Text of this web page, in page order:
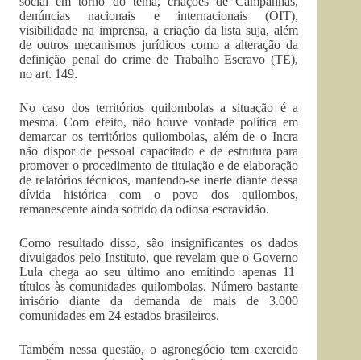
denúncias nacionais e internacionais (OIT),
visibilidade na imprensa, a criação da lista suja, além
de outros mecanismos jurídicos como a alteração da
definição penal do crime de Trabalho Escravo (TE),
no art. 149.
No caso dos territórios quilombolas a situação é a
mesma. Com efeito, não houve vontade política em
demarcar os territórios quilombolas, além de o Incra
não dispor de pessoal capacitado e de estrutura para
promover o procedimento de titulação e de elaboração
de relatórios técnicos, mantendo-se inerte diante dessa
dívida histórica com o povo dos quilombos,
remanescente ainda sofrido da odiosa escravidão.
Como resultado disso, são insignificantes os dados
divulgados pelo Instituto, que revelam que o Governo
Lula chega ao seu último ano emitindo apenas 11
títulos às comunidades quilombolas. Número bastante
irrisório diante da demanda de mais de 3.000
comunidades em 24 estados brasileiros.
Também nessa questão, o agronegócio tem exercido